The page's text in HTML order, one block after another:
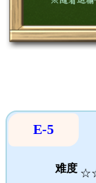
E-5
难度